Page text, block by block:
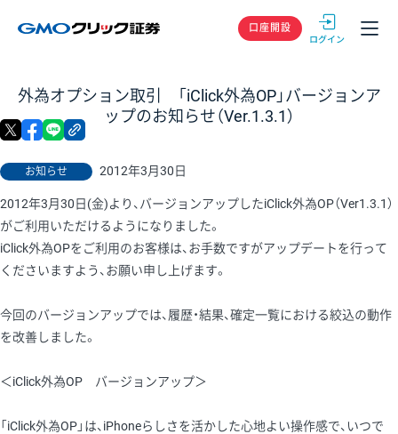
GMOクリック
口座開設
外為オプション取引 「iClick外為OP」バージョンア
ップのお知らせ（Ver.1.3.1）
お知らせ 2012年3月30日
X facebook
2012年3月30日(金)より、バージョンアップしたiClick外為OP（Ver1.3.1）
がご利用いただけるようになりました。
iClick外為OPをご利用のお客様は、お手数ですがアップデートを行って
くださいますよう、お願い申し上げます。
今回のバージョンアップでは、履歴・結果、確定一覧における絞込の動作
を改善しました。
＜iClick外為OP バージョンアップ＞
「iClick外為OP」は、iPhoneらしさを活かした心地よい操作感で、いつで